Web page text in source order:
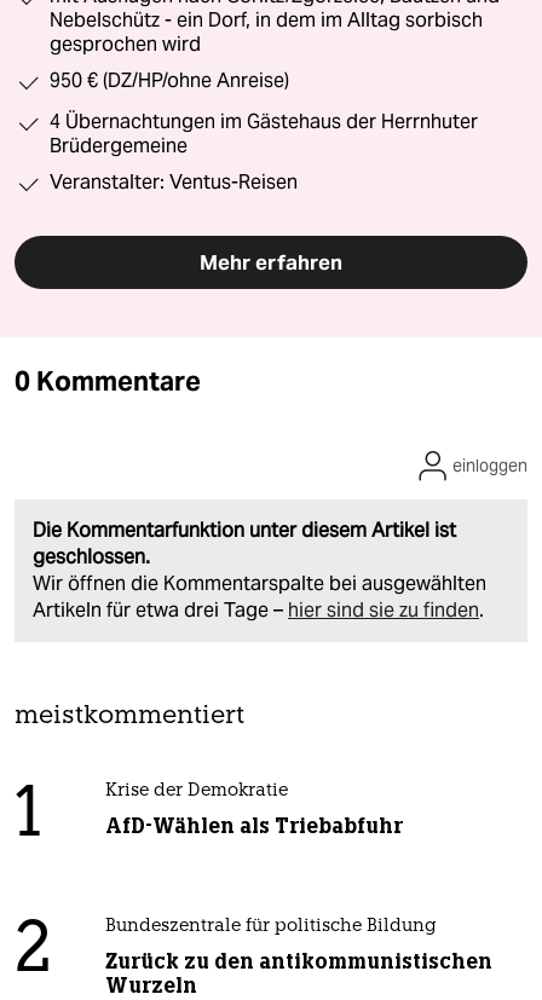
Nebelschütz - ein Dorf, in dem im Alltag sorbisch
gesprochen wird
950 € (DZ/HP/ohne Anreise)
4 Übernachtungen im Gästehaus der Herrnhuter
Brüdergemeine
Veranstalter: Ventus-Reisen
Mehr erfahren
0 Kommentare
Die Kommentarfunktion unter diesem Artikel ist
geschlossen.
Wir öffnen die Kommentarspalte bei ausgewählten
Artikeln für etwa drei Tage – hier sind sie zu finden.
einloggen
meistkommentiert
1 Krise der Demokratie
AfD-Wählen als Triebabfuhr
2 Bundeszentrale für politische Bildung
Zurück zu den antikommunistischen
Wurzeln